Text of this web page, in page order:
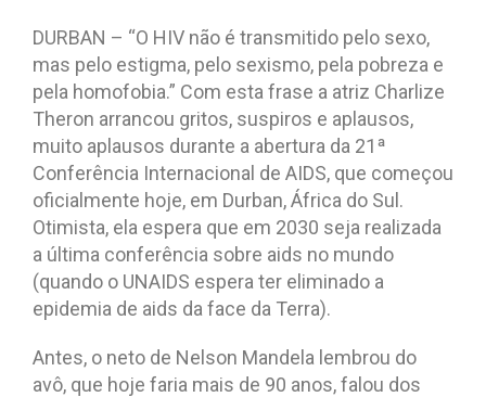
DURBAN – “O HIV não é transmitido pelo sexo,
mas pelo estigma, pelo sexismo, pela pobreza e
pela homofobia.” Com esta frase a atriz Charlize
Theron arrancou gritos, suspiros e aplausos,
muito aplausos durante a abertura da 21ª
Conferência Internacional de AIDS, que começou
oficialmente hoje, em Durban, África do Sul.
Otimista, ela espera que em 2030 seja realizada
a última conferência sobre aids no mundo
(quando o UNAIDS espera ter eliminado a
epidemia de aids da face da Terra).
Antes, o neto de Nelson Mandela lembrou do
avô, que hoje faria mais de 90 anos, falou dos